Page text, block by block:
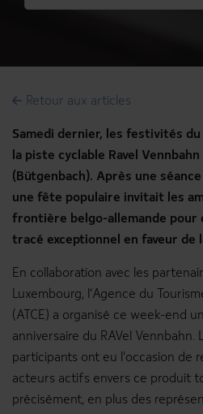
Accueil
Médiathèque
Login
www.ostbelgien.eu
Retour aux articles
Samedi dernier, les festivités
la piste cyclable Ravel
(Bütgenbach). Après une
une fête populaire invitait les
frontière belgo-allemande pour
tracé exceptionnel en faveur de
En collaboration avec les
Luxembourg, l’Agence du
(ATCE) a organisé ce week-end
anniversaire du RAVel
participants ont eu l'occasion de
acteurs actifs envers ce produit
précisément, en plus des